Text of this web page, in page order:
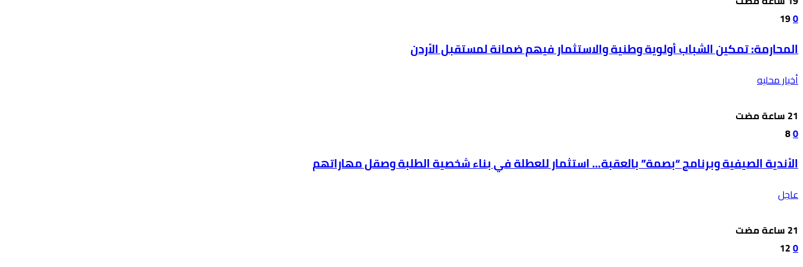
0
19
المحارمة: تمكين الشباب أولوية وطنية والاستثمار فيهم ضمانة لمستقبل الأردن
أخبار محليه
0
8
الأندية الصيفية وبرنامج “بصمة” بالعقبة… استثمار للعطلة في بناء شخصية الطلبة وصقل مهاراتهم
عاجل
0
12